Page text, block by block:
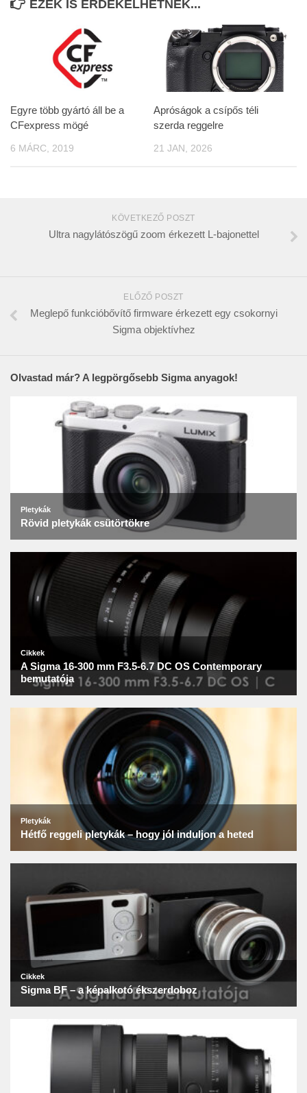
EZEK IS ÉRDEKELHETNEK...
Egyre több gyártó áll be a
CFexpress mögé
6 MÁRC, 2019
Apróságok a csípős téli
szerda reggelre
21 JAN, 2026
KÖVETKEZŐ POSZT
Ultra nagylátószögű zoom érkezett L-bajonettel
ELŐZŐ POSZT
Meglepő funkcióbővítő firmware érkezett egy csokornyi
Sigma objektívhez
Olvastad már? A legpörgősebb Sigma anyagok!